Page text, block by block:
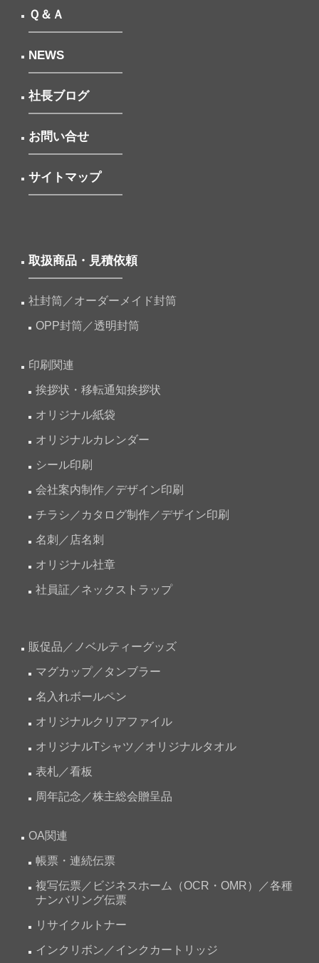
Ｑ＆Ａ
NEWS
社長ブログ
お問い合せ
サイトマップ
取扱商品・見積依頼
社封筒／オーダーメイド封筒
OPP封筒／透明封筒
印刷関連
挨拶状・移転通知挨拶状
オリジナル紙袋
オリジナルカレンダー
シール印刷
会社案内制作／デザイン印刷
チラシ／カタログ制作／デザイン印刷
名刺／店名刺
オリジナル社章
社員証／ネックストラップ
販促品／ノベルティーグッズ
マグカップ／タンブラー
名入れボールペン
オリジナルクリアファイル
オリジナルTシャツ／オリジナルタオル
表札／看板
周年記念／株主総会贈呈品
OA関連
帳票・連続伝票
複写伝票／ビジネスホーム（OCR・OMR）／各種
ナンバリング伝票
リサイクルトナー
インクリボン／インクカートリッジ